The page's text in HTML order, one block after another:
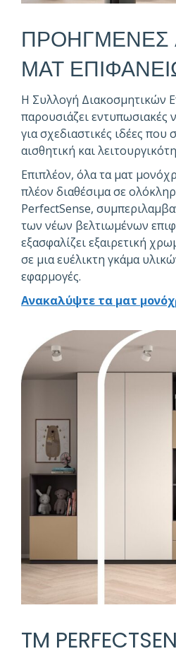
ΠΡΟΗΓΜΕΝΕΣ
ΜΑΤ
Η Συλλογή Διακοσμητικών
παρουσιάζει εντυπωσιακές
για σχεδιαστικές ιδέες
αισθητική και
Επιπλέον, όλα τα ματ
πλέον διαθέσιμα σε
PerfectSense,
των νέων βελτιωμένων
εξασφαλίζει εξαιρετική
σε μια ευέλικτη γκάμα
εφαρμογές.
Ανακαλύψτε τα ματ
TM